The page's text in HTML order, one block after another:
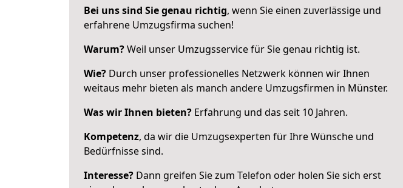
Bei uns sind Sie genau richtig, wenn Sie einen zuverlässige und
erfahrene Umzugsfirma suchen!
Warum?Weil unser Umzugsservice für Sie genau richtig ist.
Wie? Durch unser professionelles Netzwerk können wir Ihnen
weitaus mehr bieten als manch andere Umzugsfirmen in Münster.
Was wir Ihnen bieten? Erfahrung und das seit 10 Jahren.
Kompetenz, da wir die Umzugsexperten für Ihre Wünsche und
Bedürfnisse sind.
Interesse? Dann greifen Sie zum Telefon oder holen Sie sich erst